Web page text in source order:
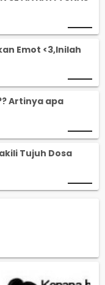
Emot <3,Inilah
Artinya apa
Tujuh Dosa